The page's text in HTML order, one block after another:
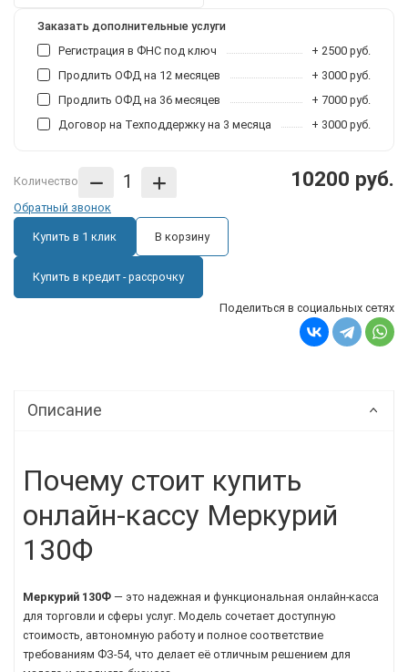
Заказать дополнительные услуги
Регистрация в ФНС под ключ
+ 2500 руб.
Продлить ОФД на 12 месяцев
+ 3000 руб.
Продлить ОФД на 36 месяцев
+ 7000 руб.
Договор на Техподдержку на 3 месяца
+ 3000 руб.
Количество 10200 руб.
Обратный звонок
Купить в 1 клик В корзину
Купить в кредит - рассрочку
Поделиться в социальных сетях
Описание
Почему стоит купить
онлайн-кассу Меркурий
130Ф
Меркурий 130Ф — это надежная и функциональная онлайн-касса
для торговли и сферы услуг. Модель сочетает доступную
стоимость, автономную работу и полное соответствие
требованиям ФЗ-54, что делает её отличным решением для